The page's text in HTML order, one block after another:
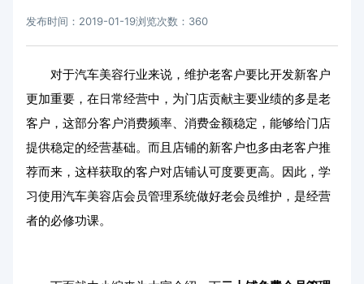
发布时间：2019-01-19浏览次数：360
对于汽车美容行业来说，维护老客户要比开发新客户
更加重要，在日常经营中，为门店贡献主要业绩的多是老
客户，这部分客户消费频率、消费金额稳定，能够给门店
提供稳定的经营基础。而且店铺的新客户也多由老客户推
荐而来，这样获取的客户对店铺认可度要更高。因此，学
习使用汽车美容店会员管理系统做好老会员维护，是经营
者的必修功课。